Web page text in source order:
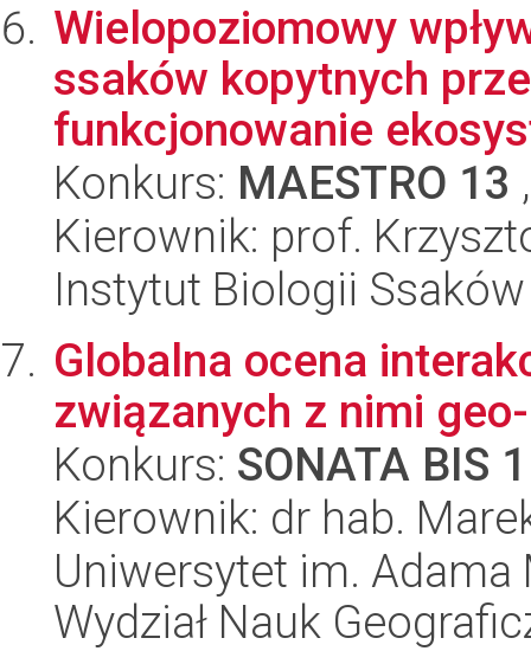
Wielopoziomowy
ssaków kopytnych
funkcjonowanie
Konkurs: MAESTRO 13
Kierownik: prof.
Instytut Biologii Ssaków
Globalna ocena
związanych z nimi
Konkurs: SONATA BIS
Kierownik: dr hab.
Uniwersytet im.
Wydział Nauk